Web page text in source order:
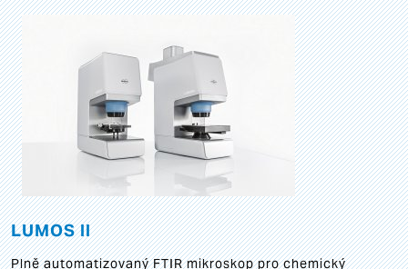
LUMOS II
Plně automatizovaný FTIR mikroskop pro chemický